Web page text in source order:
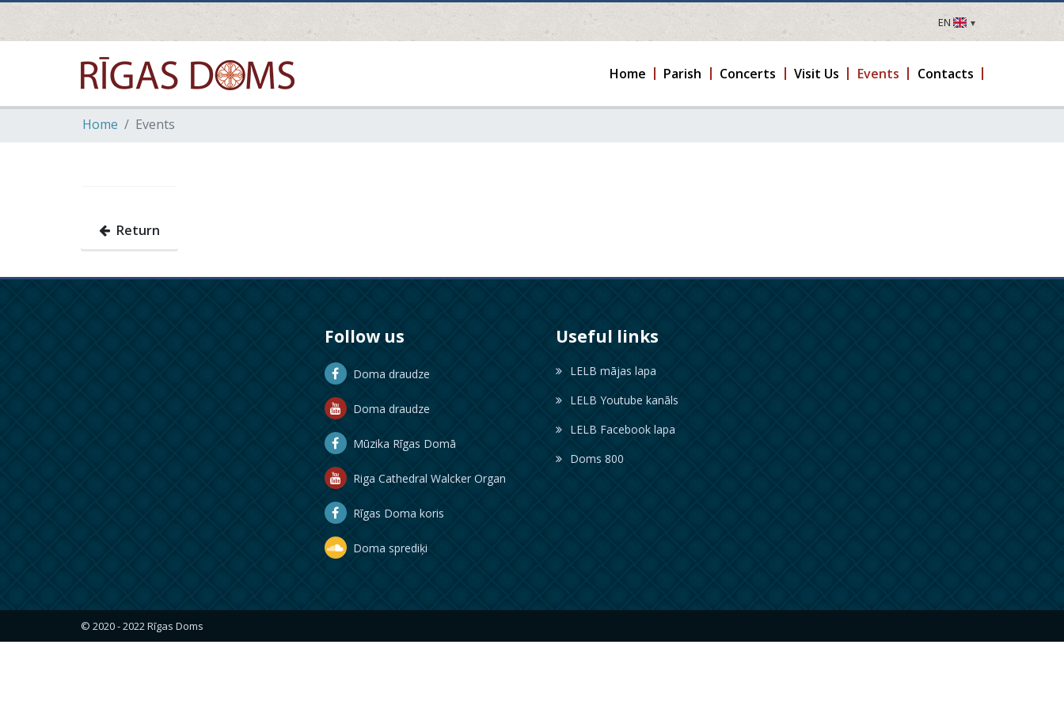
EN
LV
FR
Home Parish Concerts Visit Us Events Contacts
Home Events
Return
Follow us
Doma draudze
Doma draudze
Mūzika Rīgas Domā
Riga Cathedral Walcker Organ
Rīgas Doma koris
Doma sprediķi
Useful links
LELB mājas lapa
LELB Youtube kanāls
LELB Facebook lapa
Doms 800
© 2020 - 2022 Rīgas Doms